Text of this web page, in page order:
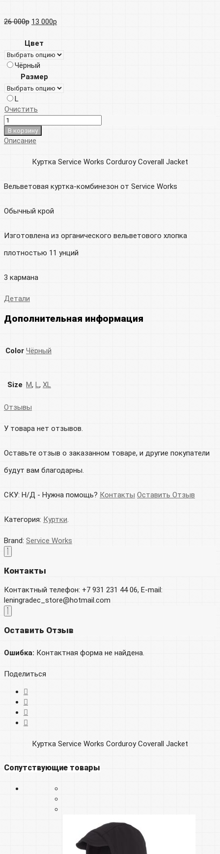
26 000р Первоначальная
составляла
000р.
13 000р
13
Цвет
Чёрный
Размер
L
Очистить
В корзину
Описание
Куртка Service Works Corduroy Coverall Jacket
Вельветовая куртка-комбинезон от Service Works
Обычный крой
Изготовлена ​​из органического вельветового хлопка
плотностью 11 унций
3 кармана
Детали
Дополнительная информация
Color Чёрный
Size M, L, XL
Отзывы
У товара нет отзывов.
Оставьте отзыв о заказанном товаре, и другие покупатели
будут вам благодарны.
СКУ: Н/Д - Нужна помощь? Контакты Оставить Отзыв
Категория: Куртки.
Brand: Service Works
Контакты
Контактный телефон: +7 931 231 44 06, E-mail:
leningradec_store@hotmail.com
Оставить Отзыв
Ошибка: Контактная форма не найдена.
Поделиться
Куртка Service Works Corduroy Coverall Jacket
Сопутствующие товары